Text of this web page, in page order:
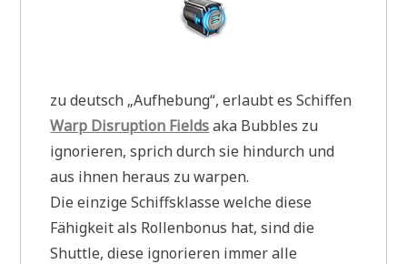
zu deutsch „Aufhebung“, erlaubt es Schiffen
Warp Disruption Fieldsaka Bubbles zu
ignorieren, sprich durch sie hindurch und
aus ihnen heraus zu warpen.
Die einzige Schiffsklasse welche diese
Fähigkeit als Rollenbonus hat, sind die
Shuttle, diese ignorieren immer alle